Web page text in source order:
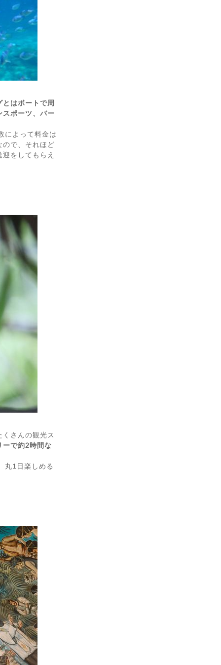
はボートで周
スポーツ、バー
によって料金は
ので、それほど
をしてもらえ
さんの観光ス
ーで約2時間な
丸1日楽しめる